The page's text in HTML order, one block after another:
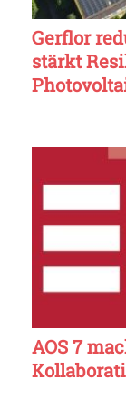
Gerflor
stärkt
AOS 7